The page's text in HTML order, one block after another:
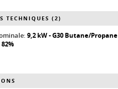
TECHNIQUES (2)
9,2 kW - G30 Butane/Propane
82%